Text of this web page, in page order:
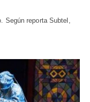
Según reporta Subtel,